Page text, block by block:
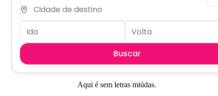
Buscar
Aqui é sem letras miúdas.